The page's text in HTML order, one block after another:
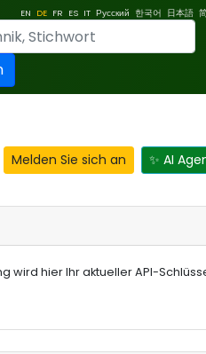
EN DE FR ES IT Русский 한국어 日本語
Melden Sie sich an ✨ AI
wird hier Ihr aktueller API-